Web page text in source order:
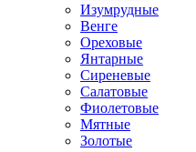
Изумрудные
Венге
Ореховые
Янтарные
Сиреневые
Салатовые
Фиолетовые
Мятные
Золотые